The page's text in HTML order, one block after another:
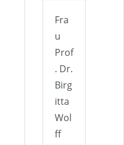
Fra
u
Prof
. Dr.
Birg
itta
Wol
ff